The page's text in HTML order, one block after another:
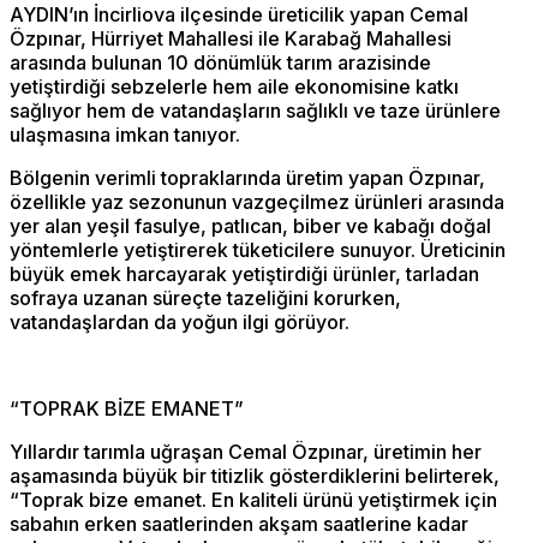
AYDIN’ın İncirliova ilçesinde üreticilik yapan Cemal
Özpınar, Hürriyet Mahallesi ile Karabağ Mahallesi
arasında bulunan 10 dönümlük tarım arazisinde
yetiştirdiği sebzelerle hem aile ekonomisine katkı
sağlıyor hem de vatandaşların sağlıklı ve taze ürünlere
ulaşmasına imkan tanıyor.
Bölgenin verimli topraklarında üretim yapan Özpınar,
özellikle yaz sezonunun vazgeçilmez ürünleri arasında
yer alan yeşil fasulye, patlıcan, biber ve kabağı doğal
yöntemlerle yetiştirerek tüketicilere sunuyor. Üreticinin
büyük emek harcayarak yetiştirdiği ürünler, tarladan
sofraya uzanan süreçte tazeliğini korurken,
vatandaşlardan da yoğun ilgi görüyor.
“TOPRAK BİZE EMANET”
Yıllardır tarımla uğraşan Cemal Özpınar, üretimin her
aşamasında büyük bir titizlik gösterdiklerini belirterek,
“Toprak bize emanet. En kaliteli ürünü yetiştirmek için
sabahın erken saatlerinden akşam saatlerine kadar